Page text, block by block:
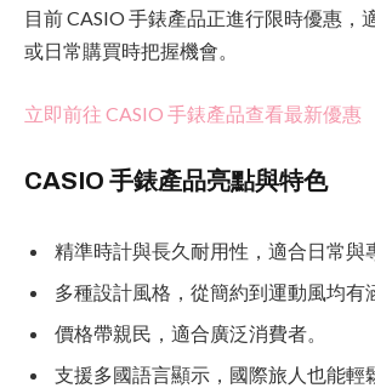
目前 CASIO 手錶產品正進行限時優惠，
或日常購買時把握機會。
立即前往 CASIO 手錶產品查看最新優惠
CASIO 手錶產品亮點與特色
精準時計與長久耐用性，適合日常與
多種設計風格，從簡約到運動風均有
價格帶親民，適合廣泛消費者。
支援多國語言顯示，國際旅人也能輕